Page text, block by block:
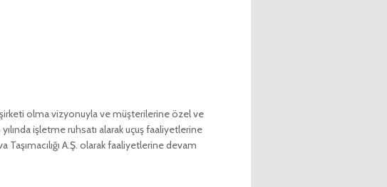
olma vizyonuyla ve müşterilerine özel ve
işletme ruhsatı alarak uçuş faaliyetlerine
Taşımacılığı A.Ş. olarak faaliyetlerine devam